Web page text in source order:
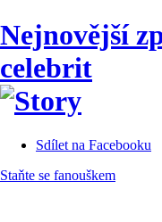
Nejnovější
celebrit
Sdílet na Facebooku
Staňte se fanouškem